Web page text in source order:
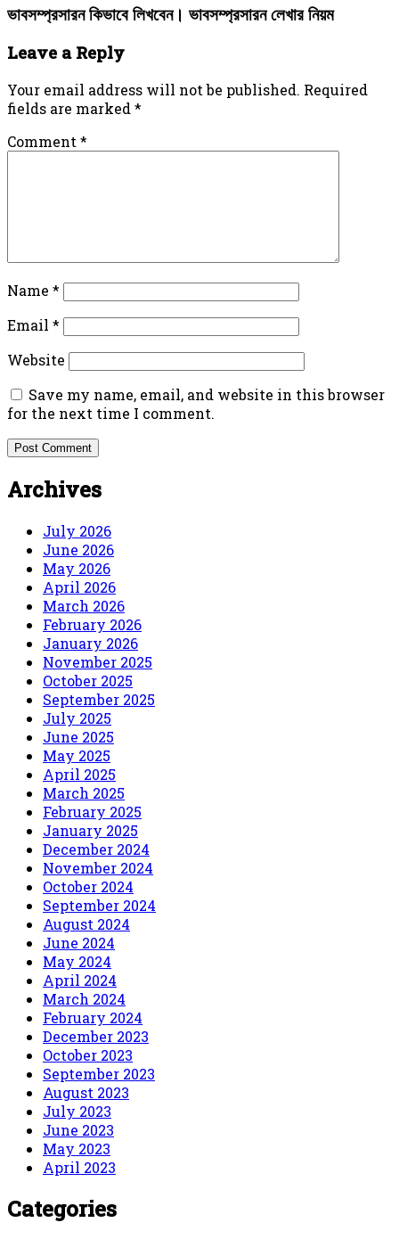
ভাবসম্প্রসারন কিভাবে লিখবেন। ভাবসম্প্রসারন লেখার নিয়ম
Leave a Reply
Your email address will not be published. Required
fields are marked*
Comment *
Name *
Email *
Website
Save my name, email, and website in this browser
for the next time I comment.
Archives
July 2026
June 2026
May 2026
April 2026
March 2026
February 2026
January 2026
November 2025
October 2025
September 2025
July 2025
June 2025
May 2025
April 2025
March 2025
February 2025
January 2025
December 2024
November 2024
October 2024
September 2024
August 2024
June 2024
May 2024
April 2024
March 2024
February 2024
December 2023
October 2023
September 2023
August 2023
July 2023
June 2023
May 2023
April 2023
Categories